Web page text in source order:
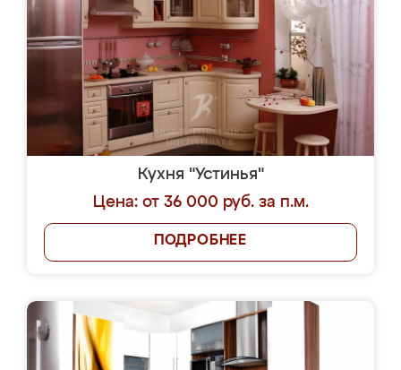
Кухня "Устинья"
Цена: от 36 000 руб. за п.м.
ПОДРОБНЕЕ